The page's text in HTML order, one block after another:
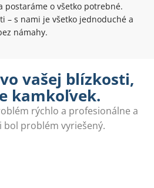
postaráme o všetko potrebné.
– s nami je všetko jednoduché a
námahy.
vašej blízkosti,
kamkoľvek.
rýchlo a profesionálne a
bol problém vyriešený.